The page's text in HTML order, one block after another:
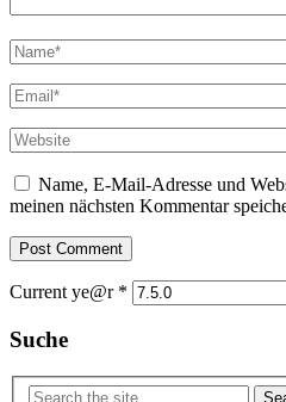
Name, E-Mail-Adresse und
meinen nächsten Kommentar
Current ye@r *
Suche